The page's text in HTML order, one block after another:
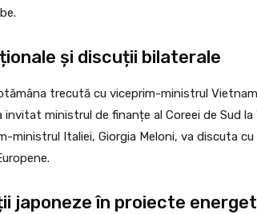
și discuții bilaterale
trecută cu viceprim-ministrul
invitat ministrul de finanțe al Coreei de Sud
ministrul Italiei, Giorgia Meloni, va discuta cu
japoneze în proiecte